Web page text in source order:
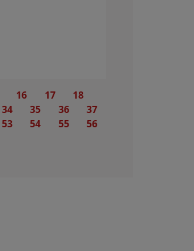
16 17
18
34 35 36
37
53 54 55
56